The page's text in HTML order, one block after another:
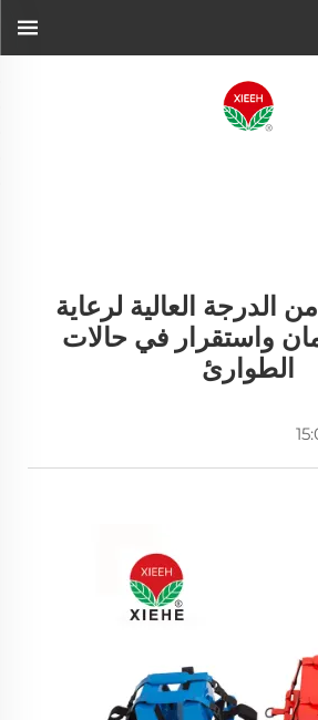
الدرجة العالية لرعاية
واستقرار في حالات
الطوارئ